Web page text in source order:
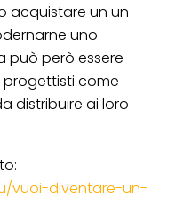
acquistare un un
uno
può però essere
progettisti come
distribuire ai loro
vuoi-diventare-un-